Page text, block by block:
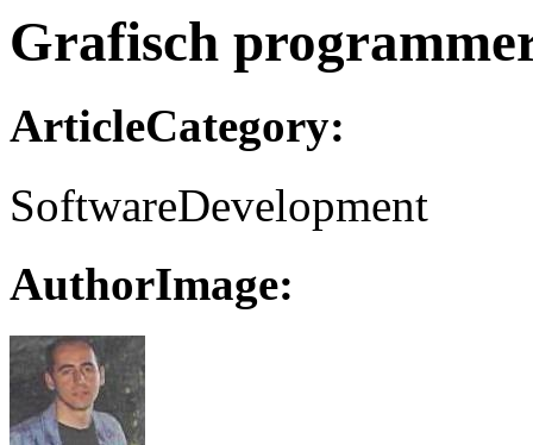
Grafisch
ArticleCategory:
SoftwareDevelopment
AuthorImage: